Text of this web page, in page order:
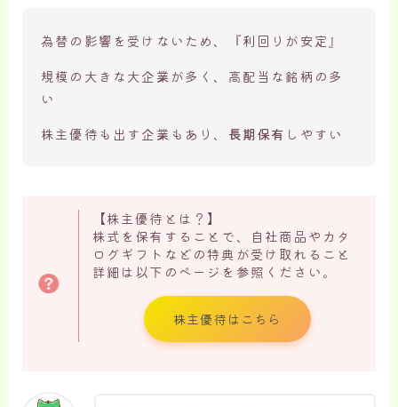
為替の影響を受けないため、『利回りが安定』
規模の大きな大企業が多く、高配当な銘柄の多
い
株主優待も出す企業もあり、 長期保有 しやすい
【株主優待とは？】
株式を保有することで、自社商品やカタ
ログギフトなどの特典が受け取れること
詳細は以下のページを参照ください。
株主優待はこちら